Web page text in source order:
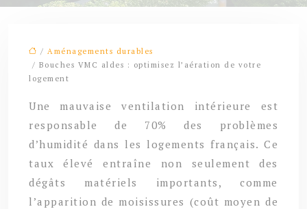
/ Aménagements durables
/ Bouches VMC aldes : optimisez l’aération de votre
logement
Une mauvaise ventilation intérieure est
responsable de 70% des problèmes
d’humidité dans les logements français. Ce
taux élevé entraîne non seulement des
dégâts matériels importants, comme
l’apparition de moisissures (coût moyen de